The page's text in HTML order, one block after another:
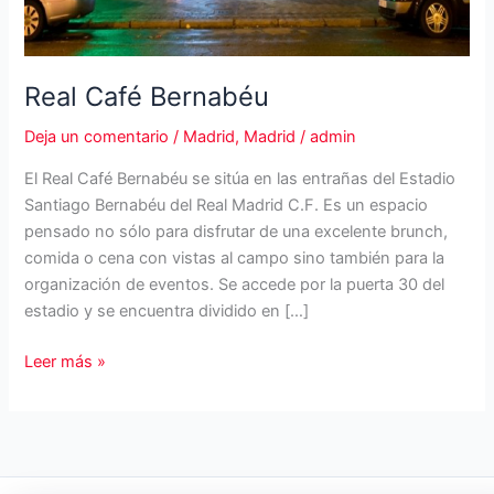
Real Café Bernabéu
Deja un comentario / Madrid, Madrid /admin
El Real Café Bernabéu se sitúa en las entrañas del Estadio
Santiago Bernabéu del Real Madrid C.F. Es un espacio
pensado no sólo para disfrutar de una excelente brunch,
comida o cena con vistas al campo sino también para la
organización de eventos. Se accede por la puerta 30 del
estadio y se encuentra dividido en […]
Real
Leer más »